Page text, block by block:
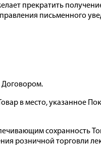
прекратить
письменного
Договором.
в место, указанное
сохранность
розничной торговли